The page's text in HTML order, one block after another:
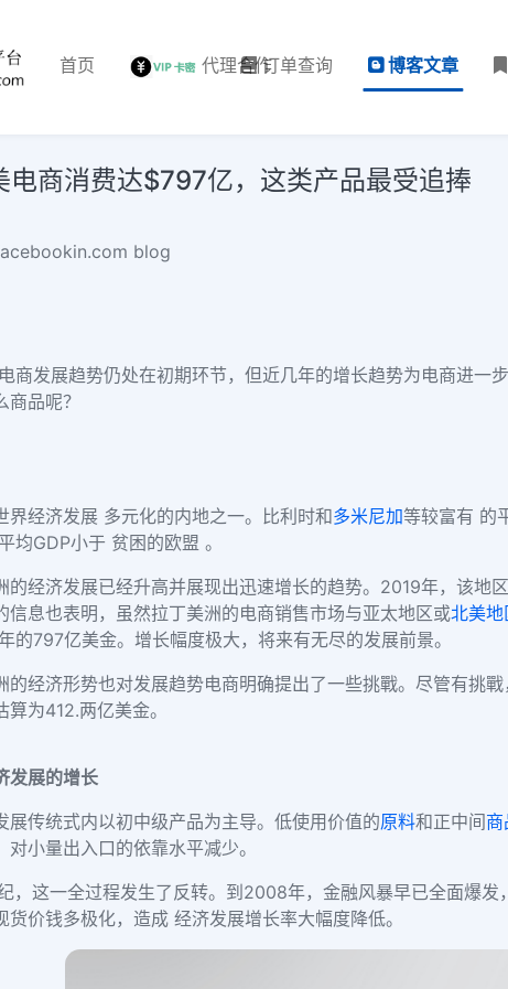
首页 代理合作订单查询 博客文章
电商消费达$797亿，这类产品最受追捧
blog
商发展趋势仍处在初期环节， 但近几年的增长趋势为电商进一
品呢？
界经济发展 多元化的内地之一。比利时和多米尼加等较富有 的
均GDP小于 贫困的欧盟 。
的经济发展已经升高并展现出迅速增长的趋势。 2019年，该地
信息也表明，虽然拉丁美洲的电商销售市场与亚太地区或北美地
的797亿美金。增长幅度极大，将来有无尽的发展前景。
的经济形势也对发展趋势电商明确提出了一些挑戰。 尽管有挑戰
算为412.两亿美金。
发展的增长
展传统式内以初中级产品为主导。低使用价值的原料和正中间商
小量出入口的依靠水平减少。
，这一全过程发生了反转。到2008年，金融风暴早已全面爆发
货价钱多极化，造成 经济发展增长率大幅度降低。